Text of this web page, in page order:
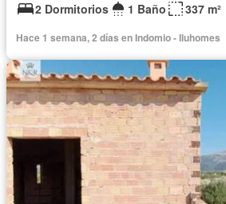
2 Dormitorios
1 Baño 337 m²
Hace 1 semana, 2 días en Indomio - Iluhomes